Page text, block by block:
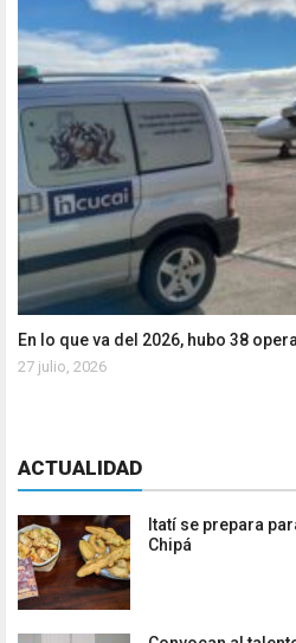
En lo que va del 2026, hubo 38
27 julio, 2026
ACTUALIDAD
Itatí se prepara
Chipá